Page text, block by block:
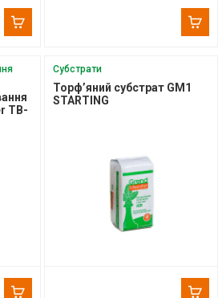
TB-
Субстрати
Торф’яний субстрат GM1
STARTING